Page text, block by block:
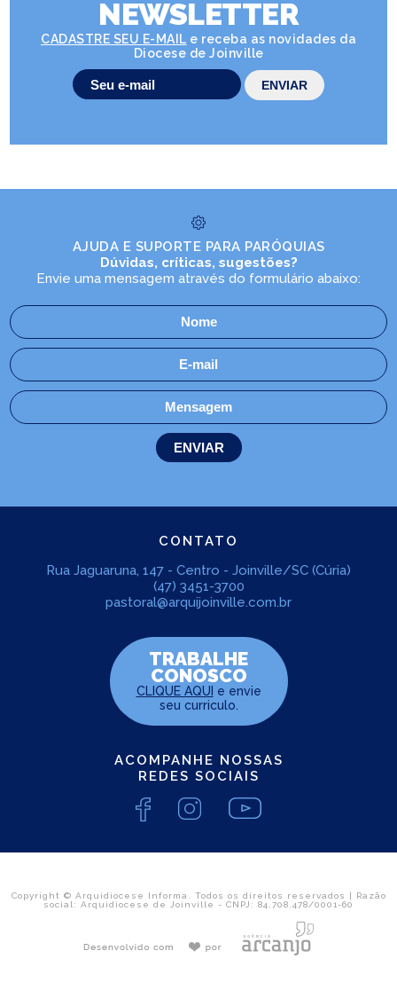
NEWSLETTER
CADASTRE SEU E-MAIL e receba as novidades da
Diocese de Joinville
AJUDA E SUPORTE PARA PARÓQUIAS
Dúvidas, críticas, sugestões?
Envie uma mensagem através do formulário abaixo:
CONTATO
Rua Jaguaruna, 147 - Centro - Joinville/SC (Cúria)
(47) 3451-3700
pastoral@arquijoinville.com.br
TRABALHE
CONOSCO
CLIQUE AQUI e envie
seu curriculo.
ACOMPANHE NOSSAS
REDES SOCIAIS
Copyright © Arquidiocese Informa. Todos os direitos reservados | Razão
social: Arquidiocese de Joinville - CNPJ: 84.708.478/0001-60